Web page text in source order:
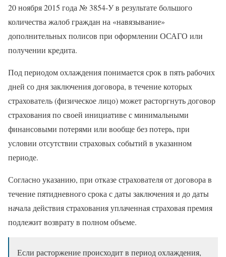
20 ноября 2015 года № 3854-У в результате большого
количества жалоб граждан на «навязывание»
дополнительных полисов при оформлении ОСАГО или
получении кредита.
Под периодом охлаждения понимается срок в пять рабочих
дней со дня заключения договора, в течение которых
страхователь (физическое лицо) может расторгнуть договор
страхования по своей инициативе с минимальными
финансовыми потерями или вообще без потерь, при
условии отсутствии страховых событий в указанном
периоде.
Согласно указанию, при отказе страхователя от договора в
течение пятидневного срока с даты заключения и до даты
начала действия страхования уплаченная страховая премия
подлежит возврату в полном объеме.
Если расторжение происходит в период охлаждения,